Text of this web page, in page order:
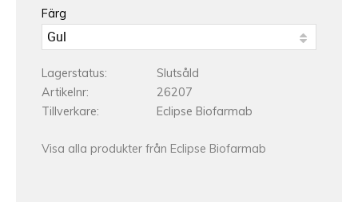
Färg
Lagerstatus
Slutsåld
Artikelnr
26207
Tillverkare
Eclipse Biofarmab
Visa alla produkter från Eclipse Biofarmab